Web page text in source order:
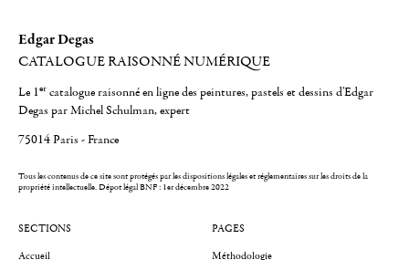
Edgar Degas
CATALOGUE RAISONNÉ NUMÉRIQUE
Le 1er catalogue raisonné en ligne des peintures, pastels et dessins d'Edgar
Degas par Michel Schulman, expert
75014 Paris - France
Tous les contenus de ce site sont protégés par les dispositions légales et réglementaires sur les droits de la
propriété intellectuelle.Dépot légal BNF : 1er décembre 2022
SECTIONS
Accueil
PAGES
Méthodologie